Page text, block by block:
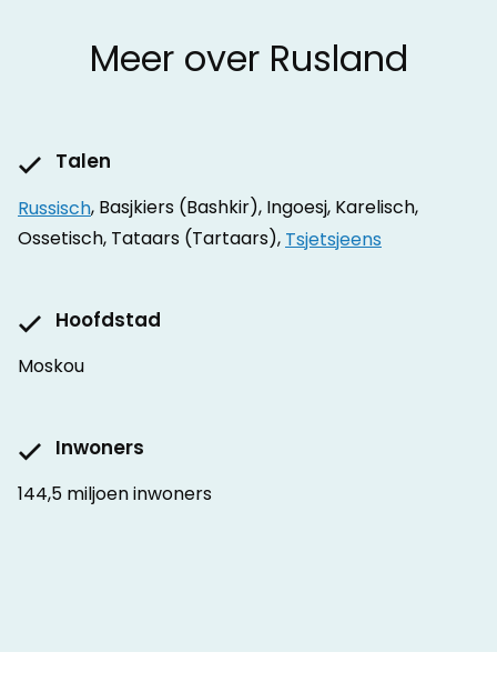
Meer over Rusland
Talen
Russisch, Basjkiers (Bashkir), Ingoesj, Karelisch,
Ossetisch, Tataars (Tartaars), Tsjetsjeens
Hoofdstad
Moskou
Inwoners
144,5 miljoen inwoners